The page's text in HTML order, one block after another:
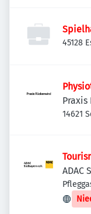
45128
Praxis
14621
ADAC